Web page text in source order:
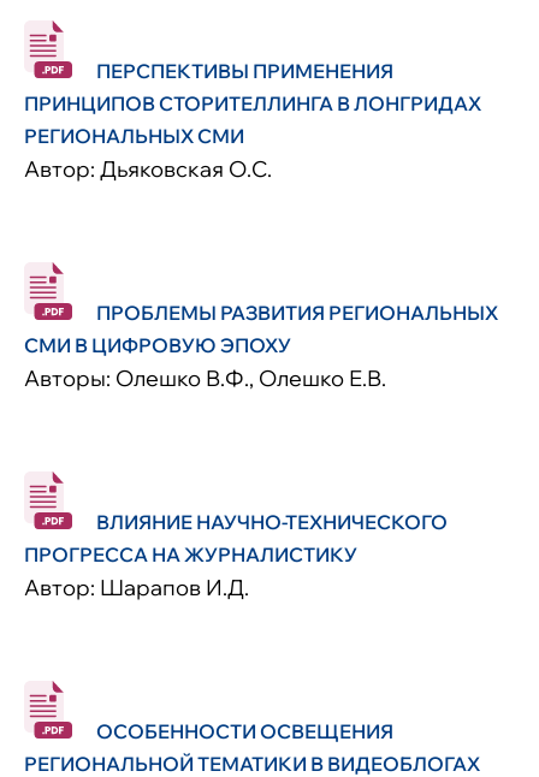
ПЕРСПЕКТИВЫ ПРИМЕНЕНИЯ
ПРИНЦИПОВ СТОРИТЕЛЛИНГА В ЛОНГРИДАХ
РЕГИОНАЛЬНЫХ СМИ
Автор: Дьяковская О.С.
ПРОБЛЕМЫ РАЗВИТИЯ РЕГИОНАЛЬНЫХ
СМИ В ЦИФРОВУЮ ЭПОХУ
Авторы: Олешко В.Ф., Олешко Е.В.
ВЛИЯНИЕ НАУЧНО-ТЕХНИЧЕСКОГО
ПРОГРЕССА НА ЖУРНАЛИСТИКУ
Автор: Шарапов И.Д.
ОСОБЕННОСТИ ОСВЕЩЕНИЯ
РЕГИОНАЛЬНОЙ ТЕМАТИКИ В ВИДЕОБЛОГАХ